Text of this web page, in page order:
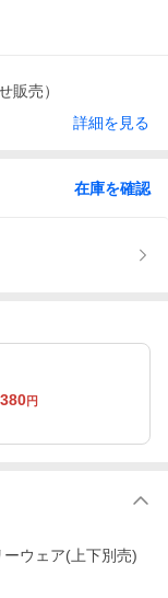
販売）
詳細を見る
在庫を確認
円
ウェア(上下別売)